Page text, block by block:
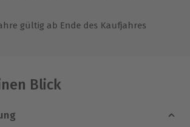
gültig ab Ende des Kaufjahres
Blick